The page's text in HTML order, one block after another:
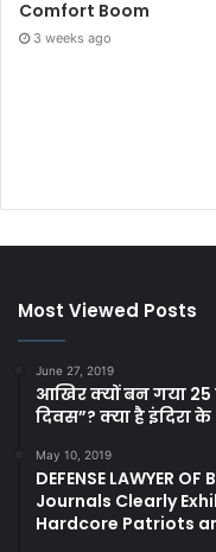
Comfort Boom
3 weeks ago
Most Viewed Posts
June 27, 2019
आखिर क्यों बन गया
दिवस”? क्या है इंदिरा
May 10, 2019
DEFENSE LAWYER
Journals Clearly
Hardcore Patriots